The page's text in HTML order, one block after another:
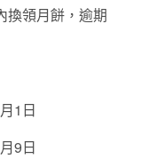
換領月餅，逾期
1日
9日